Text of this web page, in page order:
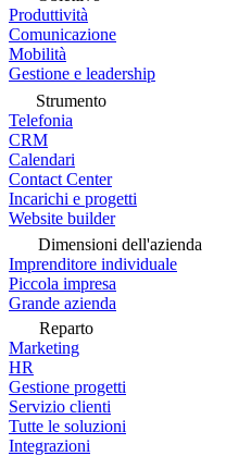
Produttività
Comunicazione
Mobilità
Gestione e leadership
Strumento
Telefonia
CRM
Calendari
Contact Center
Incarichi e progetti
Website builder
Dimensioni dell'azienda
Imprenditore individuale
Piccola impresa
Grande azienda
Reparto
Marketing
HR
Gestione progetti
Servizio clienti
Tutte le soluzioni
Integrazioni